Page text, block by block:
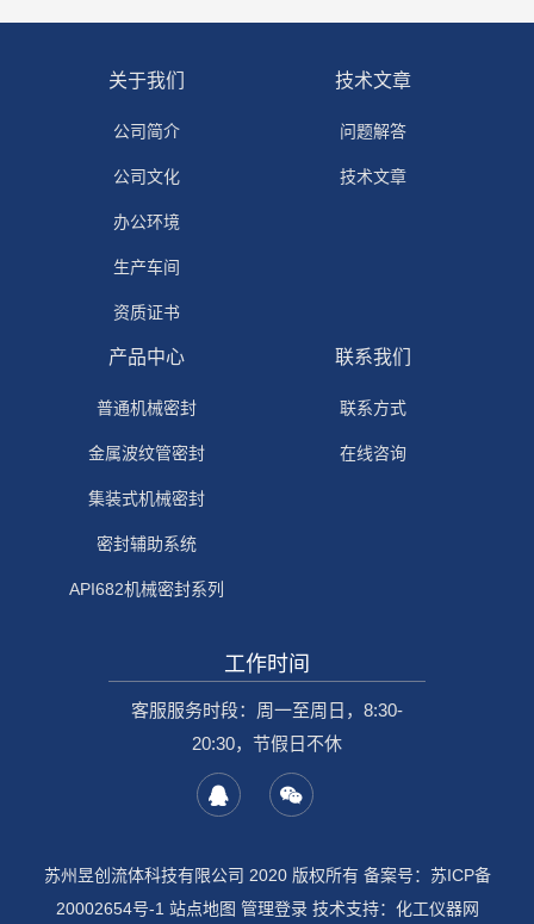
关于我们
公司简介
公司文化
办公环境
生产车间
资质证书
技术文章
问题解答
技术文章
产品中心
普通机械密封
金属波纹管密封
集装式机械密封
密封辅助系统
API682机械密封系列
联系我们
联系方式
在线咨询
工作时间
客服服务时段：周一至周日，8:30-
20:30，节假日不休
苏州昱创流体科技有限公司 2020 版权所有 备案号： 苏ICP备
20002654号-1 站点地图 管理登录技术支持： 化工仪器网